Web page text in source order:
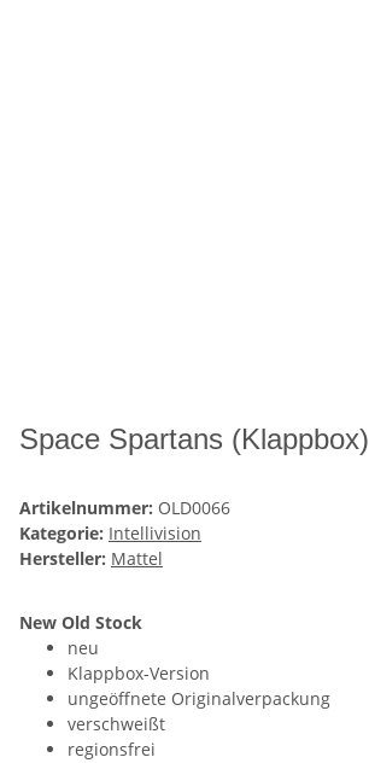
Space Spartans (Klappbox)
Artikelnummer: OLD0066
Kategorie: Intellivision
Hersteller: Mattel
New Old Stock
neu
Klappbox-Version
ungeöffnete Originalverpackung
verschweißt
regionsfrei